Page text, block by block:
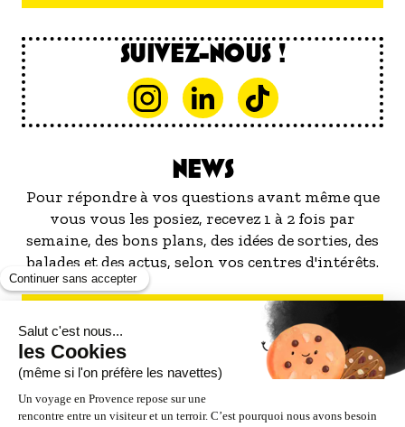
SUIVEZ-NOUS !
NEWS
Pour répondre à vos questions avant même que
vous vous les posiez, recevez 1 à 2 fois par
semaine, des bons plans, des idées de sorties, des
balades et des actus, selon vos centres d'intérêts.
S'INSCRIRE À LA NEWSLETTER